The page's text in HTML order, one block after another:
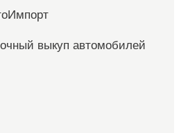
выкуп автомобилей